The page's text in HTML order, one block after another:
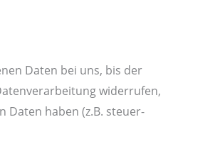
Daten bei uns, bis der
widerrufen,
Daten haben (z.B. steuer-